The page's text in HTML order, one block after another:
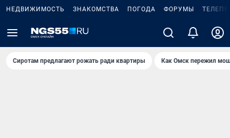
НЕДВИЖИМОСТЬ ЗНАКОМСТВА ПОГОДА ФОРУМЫ
Сиротам предлагают рожать ради квартиры Как Омск пережил